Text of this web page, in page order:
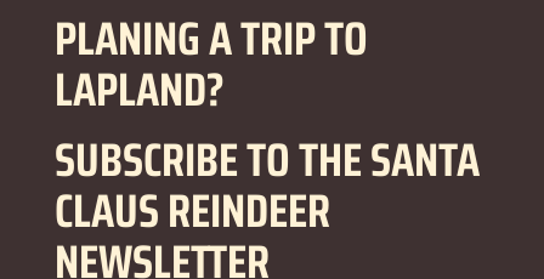
PLANING A TRIP TO
LAPLAND?
SUBSCRIBE TO THE SANTA
CLAUS REINDEER
NEWSLETTER